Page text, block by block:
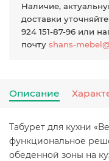
Наличие,
доставки
924 151-87-96 или
почту shans-
Описание
Табурет для кухни
функциональное
обеденной зоны на